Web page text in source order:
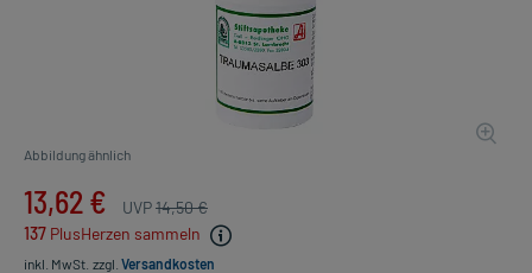
Abbildung ähnlich
13,62 € UVP14,50 €
137 PlusHerzen sammeln
inkl. MwSt. zzgl. Versandkosten